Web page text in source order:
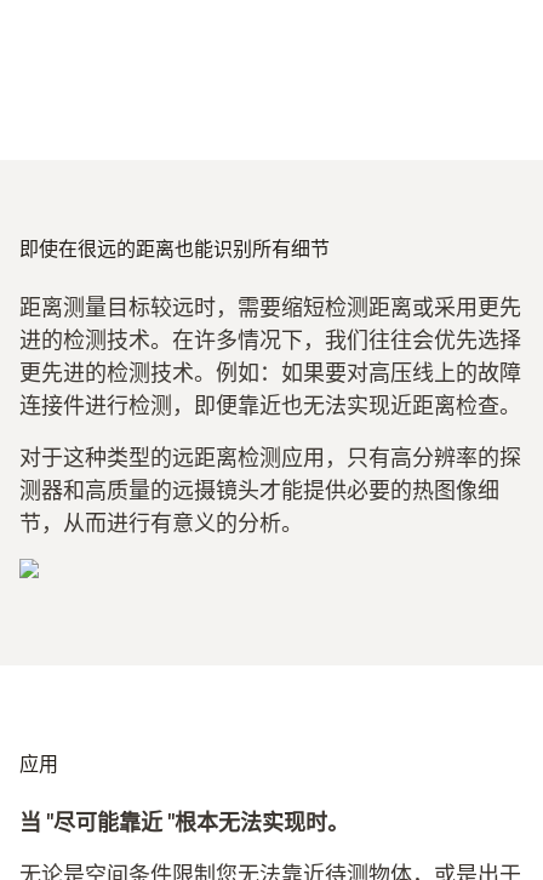
即使在很远的距离也能识别所有细节
距离测量目标较远时，需要缩短检测距离或采用更先
进的检测技术。在许多情况下，我们往往会优先选择
更先进的检测技术。例如：如果要对高压线上的故障
连接件进行检测，即便靠近也无法实现近距离检查。
对于这种类型的远距离检测应用，只有高分辨率的探
测器和高质量的远摄镜头才能提供必要的热图像细
节，从而进行有意义的分析。
应用
当 "尽可能靠近 "根本无法实现时。
无论是空间条件限制您无法靠近待测物体，或是出于